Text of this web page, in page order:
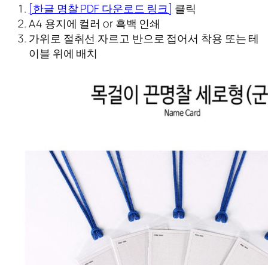
[한글 명찰 PDF 다운로드 링크] 클릭
A4 용지에 컬러 or 흑백 인쇄
가위로 절취선 자르고 반으로 접어서 착용 또는 테
이블 위에 배치